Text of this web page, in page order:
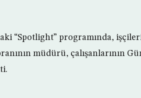
“Spotlight” programında,
müdürü, çalışanlarının